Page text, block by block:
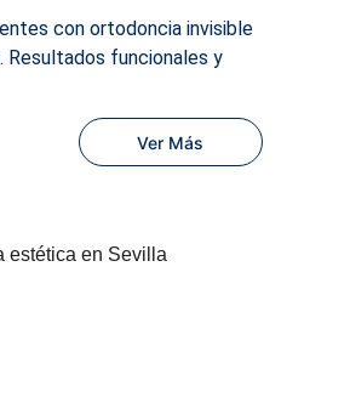
con ortodoncia invisible
Resultados funcionales y
Ver Más